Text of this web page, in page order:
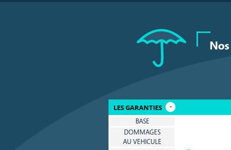
LES GARANTIES
BASE
DOMMAGES
AU VEHICULE